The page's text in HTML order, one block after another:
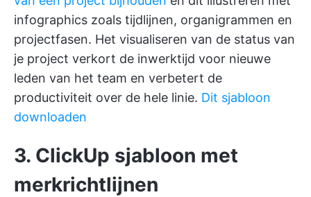
infographics zoals tijdlijnen, organigrammen en
projectfasen. Het visualiseren van de status van
je project verkort de inwerktijd voor nieuwe
leden van het team en verbetert de
productiviteit over de hele linie. Dit sjabloon
downloaden
3. ClickUp sjabloon met
merkrichtlijnen